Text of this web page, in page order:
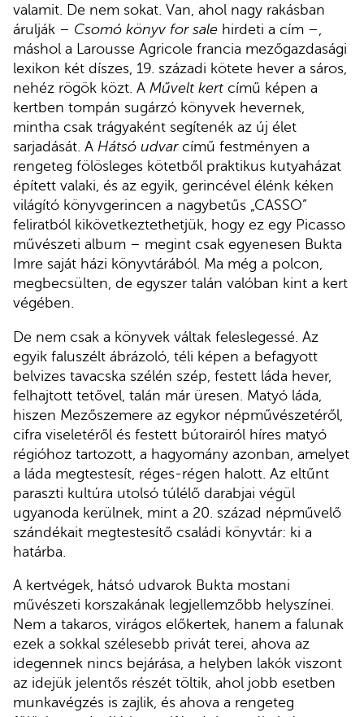
valamit. De nem sokat. Van, ahol nagy rakásban
árulják – Csomó könyv for sale hirdeti a cím –,
máshol a Larousse Agricole francia mezőgazdasági
lexikon két díszes, 19. századi kötete hever a sáros,
nehéz rögök közt. A Művelt kert című képen a
kertben tompán sugárzó könyvek hevernek,
mintha csak trágyaként segítenék az új élet
sarjadását. A Hátsó udvarcímű festményen a
rengeteg fölösleges kötetből praktikus kutyaházat
épített valaki, és az egyik, gerincével élénk kéken
világító könyvgerincen a nagybetűs „CASSO”
feliratból kikövetkeztethetjük, hogy ez egy Picasso
művészeti album – megint csak egyenesen Bukta
Imre saját házi könyvtárából. Ma még a polcon,
megbecsülten, de egyszer talán valóban kint a kert
végében.
De nem csak a könyvek váltak feleslegessé. Az
egyik faluszélt ábrázoló, téli képen a befagyott
belvizes tavacska szélén szép, festett láda hever,
felhajtott tetővel, talán már üresen. Matyó láda,
hiszen Mezőszemere az egykor népművészetéről,
cifra viseletéről és festett bútorairól híres matyó
régióhoz tartozott, a hagyomány azonban, amelyet
a láda megtestesít, réges-régen halott. Az eltűnt
paraszti kultúra utolsó túlélő darabjai végül
ugyanoda kerülnek, mint a 20. század népművelő
szándékait megtestesítő családi könyvtár: ki a
határba.
A kertvégek, hátsó udvarok Bukta mostani
művészeti korszakának legjellemzőbb helyszínei.
Nem a takaros, virágos előkertek, hanem a falunak
ezek a sokkal szélesebb privát terei, ahova az
idegennek nincs bejárása, a helyben lakók viszont
az idejük jelentős részét töltik, ahol jobb esetben
munkavégzés is zajlik, és ahova a rengeteg